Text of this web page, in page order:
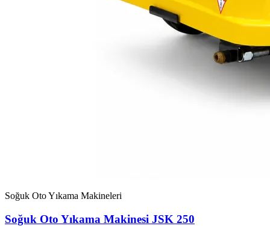
Soğuk Oto Yıkama Makineleri
Soğuk Oto Yıkama Makinesi JSK 250